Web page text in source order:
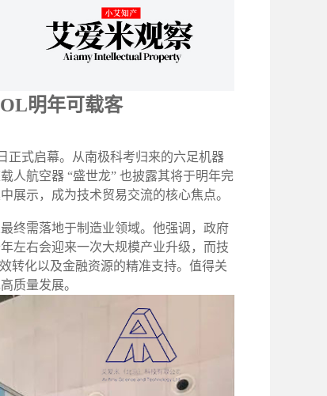
明年可载客
正式启幕。从南极科考归来的六足机器
人航空器 “盛世龙” 也披露其将于明年完
展示，成为技术贸易交流的核心焦点。
终需落地于制造业领域。他强调，政府
左右会迎来一次大规模产业升级，而技
转化以及金融资源的精准支持。值得关
质量发展。